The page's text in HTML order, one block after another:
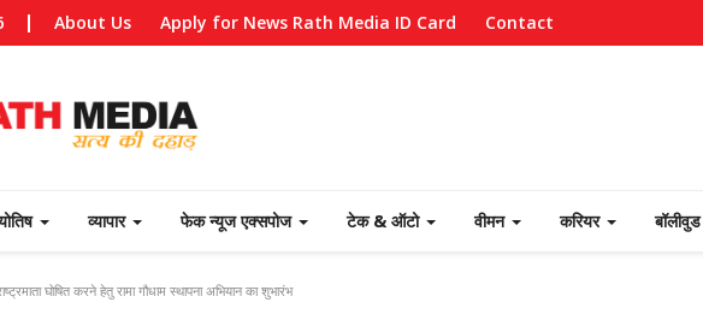
About Us Apply for News Rath Media ID Card Contact
व्यापार फेक न्यूज एक्सपोज टेक & ऑटो वीमन करियर बॉलीवुड
घोषित करने हेतु रामा गौधाम स्थापना अभियान का शुभारंभ